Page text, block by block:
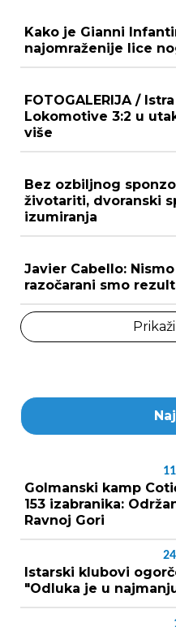
Kako je Gianni
najomraženije lice
FOTOGALERIJA /
Lokomotive 3:2 u
više
Bez ozbiljnog
životariti, dvoranski
izumiranja
Javier Cabello:
razočarani smo
11
Golmanski kamp
153 izabranika:
Ravnoj Gori
24
Istarski klubovi
"Odluka je u